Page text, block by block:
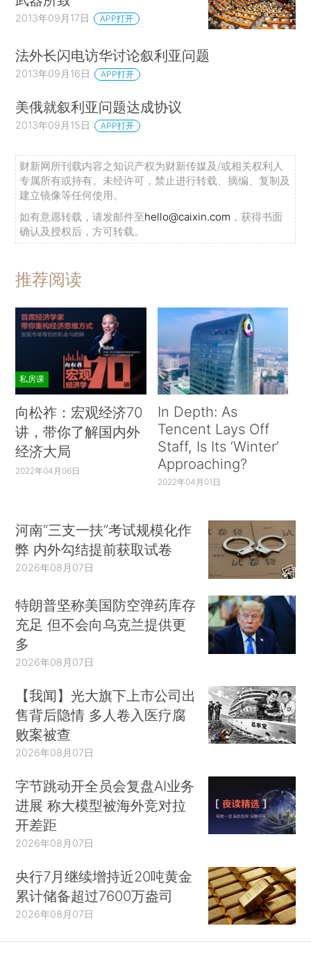
2013年09月17日 APP打开
法外长闪电访华讨论叙利亚问题
2013年09月16日 APP打开
美俄就叙利亚问题达成协议
2013年09月15日 APP打开
财新网所刊载内容之知识产权为财新传媒及/或相关权利人
专属所有或持有。未经许可，禁止进行转载、摘编、复制及
建立镜像等任何使用。
如有意愿转载，请发邮件至hello@caixin.com ，获得书面
确认及授权后，方可转载。
推荐阅读
私房课
向松祚：宏观经济70
讲，带你了解国内外
经济大局
2022年04月06日
In Depth: As
Tencent Lays Off
Staff, Is Its ‘Winter’
Approaching?
2022年04月01日
河南“三支一扶”考试规模化作
弊 内外勾结提前获取试卷
2026年08月07日
特朗普坚称美国防空弹药库存
充足 但不会向乌克兰提供更
多
2026年08月07日
【我闻】光大旗下上市公司出
售背后隐情 多人卷入医疗腐
败案被查
2026年08月07日
字节跳动开全员会复盘AI业务
进展 称大模型被海外竞对拉
开差距
2026年08月07日
央行7月继续增持近20吨黄金
累计储备超过7600万盎司
2026年08月07日